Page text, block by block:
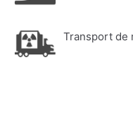
Transport de